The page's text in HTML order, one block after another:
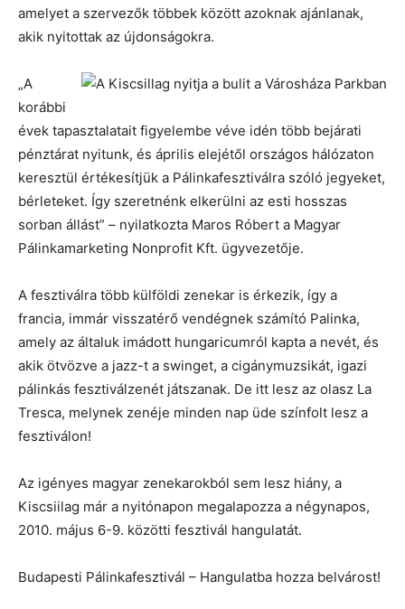
amelyet a szervezők többek között azoknak ajánlanak,
akik nyitottak az újdonságokra.
„A
korábbi
évek tapasztalatait figyelembe véve idén több bejárati
pénztárat nyitunk, és április elejétől országos hálózaton
keresztül értékesítjük a Pálinkafesztiválra szóló jegyeket,
bérleteket. Így szeretnénk elkerülni az esti hosszas
sorban állást” – nyilatkozta Maros Róbert a Magyar
Pálinkamarketing Nonprofit Kft. ügyvezetője.
A fesztiválra több külföldi zenekar is érkezik, így a
francia, immár visszatérő vendégnek számító Palinka,
amely az általuk imádott hungaricumról kapta a nevét, és
akik ötvözve a jazz-t a swinget, a cigánymuzsikát, igazi
pálinkás fesztiválzenét játszanak. De itt lesz az olasz La
Tresca, melynek zenéje minden nap üde színfolt lesz a
fesztiválon!
Az igényes magyar zenekarokból sem lesz hiány, a
Kiscsiilag már a nyitónapon megalapozza a négynapos,
2010. május 6-9. közötti fesztivál hangulatát.
Budapesti Pálinkafesztivál – Hangulatba hozza belvárost!